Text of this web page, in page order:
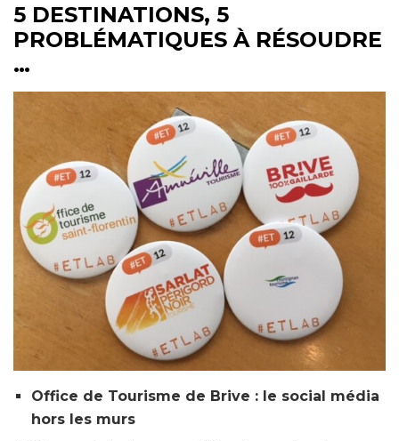
5 DESTINATIONS, 5
PROBLÉMATIQUES À RÉSOUDRE
…
Office de Tourisme de Brive : le social média
hors les murs